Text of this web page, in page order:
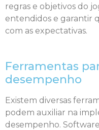
regras e objetivos do
entendidos e garantir
com as expectativas.
Ferramentas
desempenho
Existem diversas
podem auxiliar na
desempenho.